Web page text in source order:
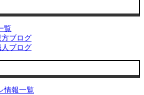
覧
ブログ
ブログ
情報一覧